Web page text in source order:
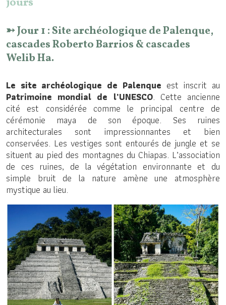
➳ Jour 1 : Site archéologique de Palenque,
cascades Roberto Barrios & cascades
Welib Ha.
Le site archéologique de Palenque est inscrit au
Patrimoine mondial de l’UNESCO. Cette ancienne
cité est considérée comme le principal centre de
cérémonie maya de son époque. Ses ruines
architecturales sont impressionnantes et bien
conservées. Les vestiges sont entourés de jungle et se
situent au pied des montagnes du Chiapas. L’association
de ces ruines, de la végétation environnante et du
simple bruit de la nature amène une atmosphère
mystique au lieu.